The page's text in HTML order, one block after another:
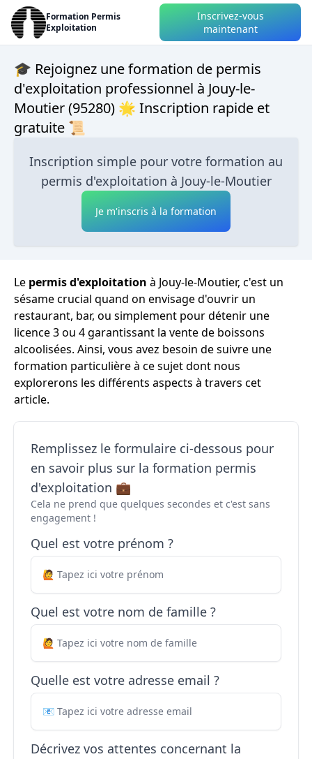
Formation Permis
Exploitation
Inscrivez-vous
maintenant
🎓 Rejoignez une formation de permis
d'exploitation professionnel à Jouy-le-
Moutier (95280) 🌟 Inscription rapide et
gratuite 📜
Inscription simple pour votre formation au
permis d'exploitation à Jouy-le-Moutier
Je m'inscris à la formation
Le permis d'exploitation à Jouy-le-Moutier, c'est un
sésame crucial quand on envisage d'ouvrir un
restaurant, bar, ou simplement pour détenir une
licence 3 ou 4 garantissant la vente de boissons
alcoolisées. Ainsi, vous avez besoin de suivre une
formation particulière à ce sujet dont nous
explorerons les différents aspects à travers cet
article.
Remplissez le formulaire ci-dessous pour
en savoir plus sur la formation permis
d'exploitation 💼
Cela ne prend que quelques secondes et c'est sans
engagement !
Quel est votre prénom ?
Quel est votre nom de famille ?
Quelle est votre adresse email ?
Décrivez vos attentes concernant la